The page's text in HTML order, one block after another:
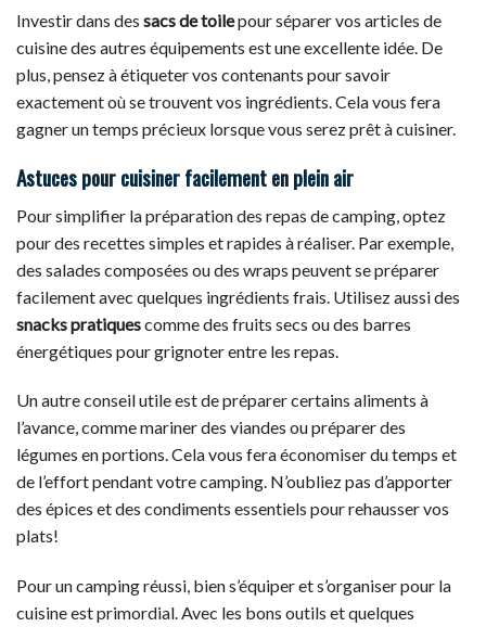
Investir dans des sacs de toilepour séparer vos articles de
cuisine des autres équipements est une excellente idée. De
plus, pensez à étiqueter vos contenants pour savoir
exactement où se trouvent vos ingrédients. Cela vous fera
gagner un temps précieux lorsque vous serez prêt à cuisiner.
Astuces pour cuisiner facilement en plein air
Pour simplifier la préparation des repas de camping, optez
pour des recettes simples et rapides à réaliser. Par exemple,
des salades composées ou des wraps peuvent se préparer
facilement avec quelques ingrédients frais. Utilisez aussi des
snacks pratiquescomme des fruits secs ou des barres
énergétiques pour grignoter entre les repas.
Un autre conseil utile est de préparer certains aliments à
l’avance, comme mariner des viandes ou préparer des
légumes en portions. Cela vous fera économiser du temps et
de l’effort pendant votre camping. N’oubliez pas d’apporter
des épices et des condiments essentiels pour rehausser vos
plats!
Pour un camping réussi, bien s’équiper et s’organiser pour la
cuisine est primordial. Avec les bons outils et quelques